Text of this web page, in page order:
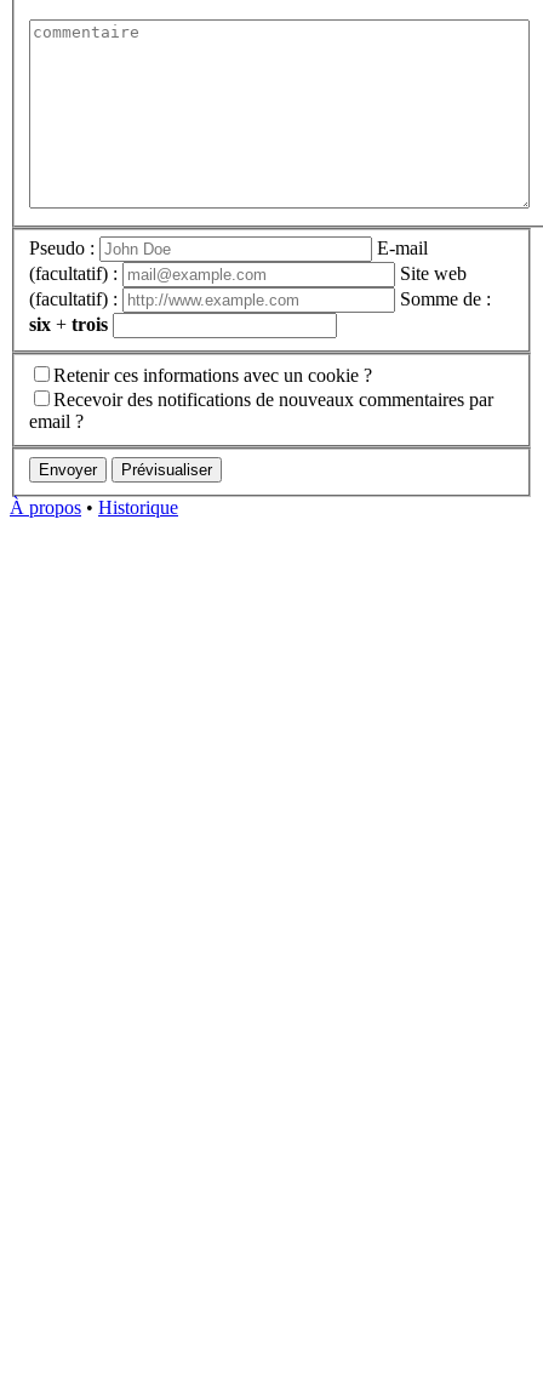
Pseudo :
E-mail
(facultatif) :
Site web
(facultatif) :
Somme de :
six + trois
Retenir ces informations avec un cookie ?
Recevoir des notifications de nouveaux commentaires par
email ?
À propos • Historique